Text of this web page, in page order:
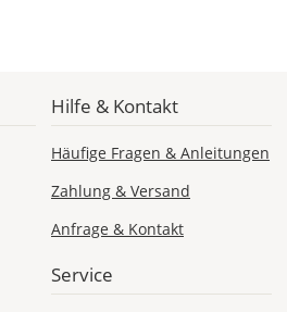
Hilfe & Kontakt
Häufige Fragen & Anleitungen
Zahlung & Versand
Anfrage & Kontakt
Service